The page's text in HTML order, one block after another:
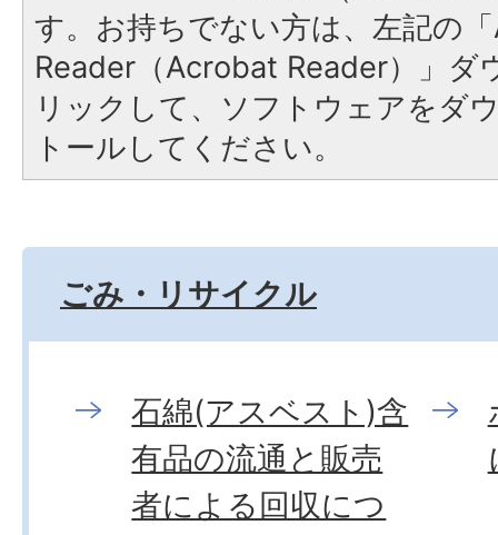
す。お持ちでない方は、左記の
Reader（Acrobat Reader）」ダ
リックして、ソフトウェアをダ
トールしてください。
ごみ・リサイクル
石綿(アスベスト)含
有品の流通と販売
者による回収につ